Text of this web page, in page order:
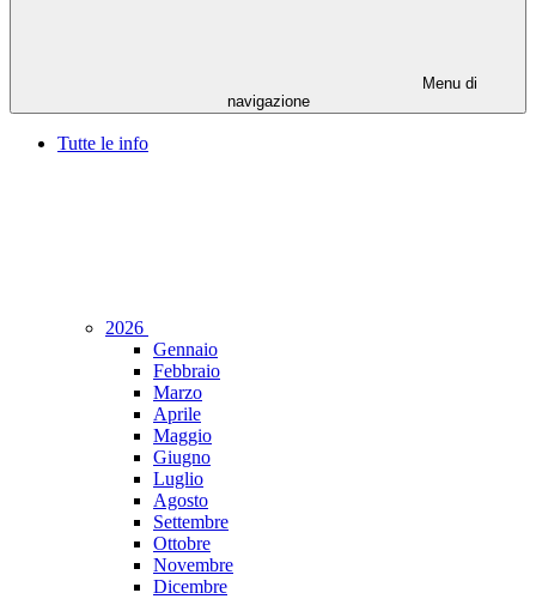
Menu di
navigazione
Tutte le info
2026
Gennaio
Febbraio
Marzo
Aprile
Maggio
Giugno
Luglio
Agosto
Settembre
Ottobre
Novembre
Dicembre